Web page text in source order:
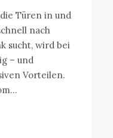
Türen in und
nach
sucht, wird bei
– und
Vorteilen.
In Rom...